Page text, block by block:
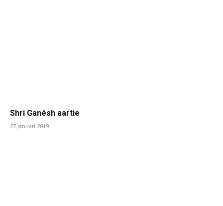
Shri Ganésh aartie
27 januari 2019